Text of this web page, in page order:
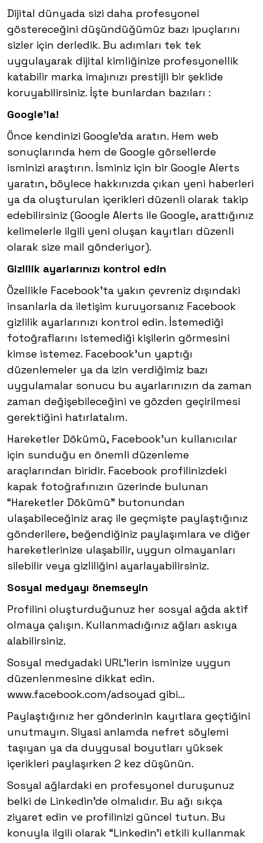
Dijital dünyada sizi daha profesyonel
göstereceğini düşündüğümüz bazı ipuçlarını
sizler için derledik. Bu adımları tek tek
uygulayarak dijital kimliğinize profesyonellik
katabilir marka imajınızı prestijli bir şeklide
koruyabilirsiniz. İşte bunlardan bazıları :
Google’la!
Önce kendinizi Google’da aratın. Hem web
sonuçlarında hem de Google görsellerde
isminizi araştırın. İsminiz için bir Google Alerts
yaratın, böylece hakkınızda çıkan yeni haberleri
ya da oluşturulan içerikleri düzenli olarak takip
edebilirsiniz (Google Alerts ile Google, arattığınız
kelimelerle ilgili yeni oluşan kayıtları düzenli
olarak size mail gönderiyor).
Gizlilik ayarlarınızı kontrol edin
Özellikle Facebook’ta yakın çevreniz dışındaki
insanlarla da iletişim kuruyorsanız Facebook
gizlilik ayarlarınızı kontrol edin. İstemediği
fotoğraflarını istemediği kişilerin görmesini
kimse istemez. Facebook’un yaptığı
düzenlemeler ya da izin verdiğimiz bazı
uygulamalar sonucu bu ayarlarınızın da zaman
zaman değişebileceğini ve gözden geçirilmesi
gerektiğini hatırlatalım.
Hareketler Dökümü, Facebook’un kullanıcılar
için sunduğu en önemli düzenleme
araçlarından biridir. Facebook profilinizdeki
kapak fotoğrafınızın üzerinde bulunan
“Hareketler Dökümü” butonundan
ulaşabileceğiniz araç ile geçmişte paylaştığınız
gönderilere, beğendiğiniz paylaşımlara ve diğer
hareketlerinize ulaşabilir, uygun olmayanları
silebilir veya gizliliğini ayarlayabilirsiniz.
Sosyal medyayı önemseyin
Profilini oluşturduğunuz her sosyal ağda aktif
olmaya çalışın. Kullanmadığınız ağları askıya
alabilirsiniz.
Sosyal medyadaki URL’lerin isminize uygun
düzenlenmesine dikkat edin.
www.facebook.com/adsoyad gibi…
Paylaştığınız her gönderinin kayıtlara geçtiğini
unutmayın. Siyasi anlamda nefret söylemi
taşıyan ya da duygusal boyutları yüksek
içerikleri paylaşırken 2 kez düşünün.
Sosyal ağlardaki en profesyonel duruşunuz
belki de Linkedin’de olmalıdır. Bu ağı sıkça
ziyaret edin ve profilinizi güncel tutun. Bu
konuyla ilgili olarak “Linkedin’i etkili kullanmak